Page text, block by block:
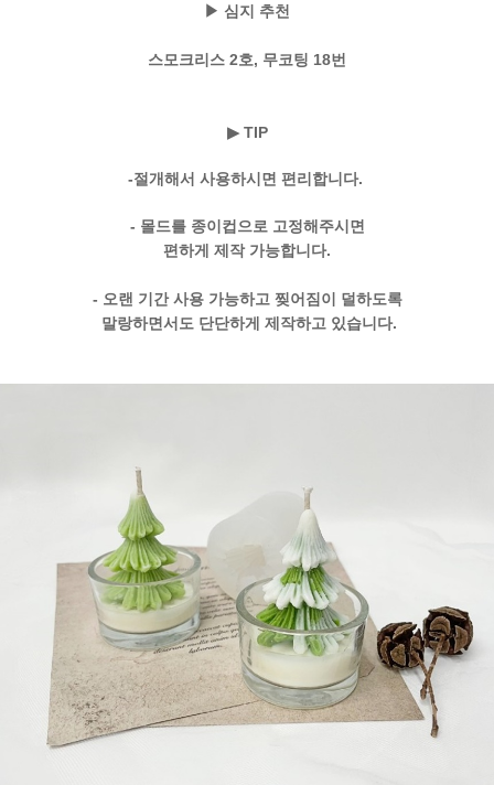
▶ 심지 추천
스모크리스 2호, 무코팅 18번
▶ TIP
-절개해서 사용하시면 편리합니다.
- 몰드를 종이컵으로 고정해주시면
편하게 제작 가능합니다.
- 오랜 기간 사용 가능하고 찢어짐이 덜하도록
말랑하면서도 단단하게 제작하고 있습니다.